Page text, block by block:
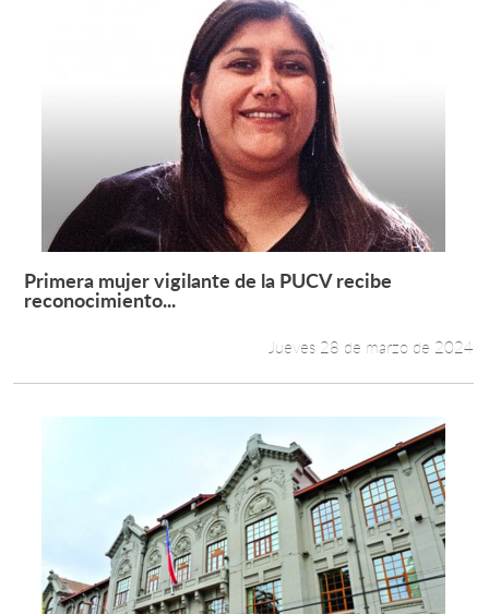
Leer más +
Primera mujer vigilante de la PUCV recibe
reconocimiento...
Jueves 28 de marzo de 2024